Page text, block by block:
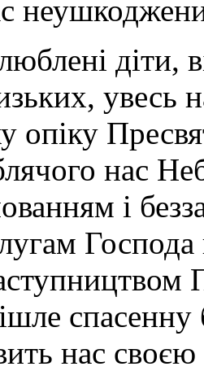
діти,
увесь
опіку
нас
і
спасенну
нас